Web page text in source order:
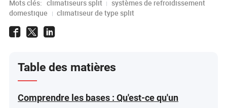
Mots clés: climatiseurs split
systèmes de refroidissement
domestique
climatiseur de type split
Table des matières
Comprendre les bases : Qu'est-ce qu'un